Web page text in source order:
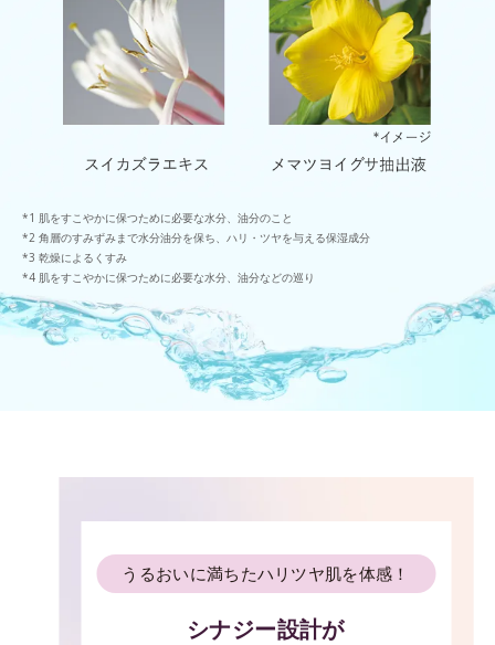
肌をすこやかに保つために必要な水分、油分のこと
角層のすみずみまで水分油分を保ち、ハリ・ツヤを与える保湿成分
乾燥によるくすみ
肌をすこやかに保つために必要な水分、油分などの巡り
うるおいに満ちたハリツヤ肌を体感！
シナジー設計が